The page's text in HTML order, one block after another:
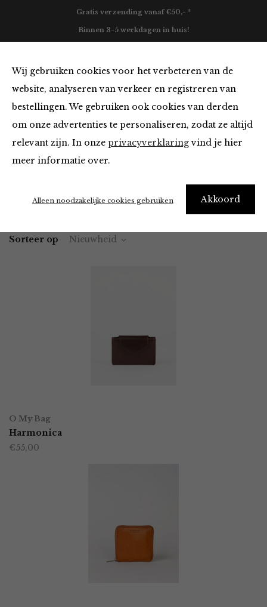
Wij gebruiken cookies voor het verbeteren van de
website, analyseren van verkeer en registreren van
bestellingen. We gebruiken ook cookies van derden
om onze advertenties te personaliseren, zodat ze altijd
relevant zijn. In onze privacyverklaringvind je hier
meer informatie over.
Akkoord
Alleen noodzakelijke cookies gebruiken
Gratis verzending vanaf €50,- *
Binnen 3-5 werkdagen in huis!
Portemonnees
Home Winkel Accessoires Portemonnees
Sorteer op Nieuwheid
O My Bag
Harmonica
€55,00